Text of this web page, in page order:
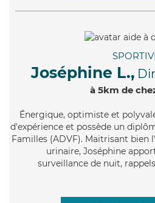
Joséphine L.,
à 5km de
Énergique, optimiste et
d'expérience et possède un
Familles (ADVF). Maitrisant
urinaire, Joséphine
surveillance de nuit,